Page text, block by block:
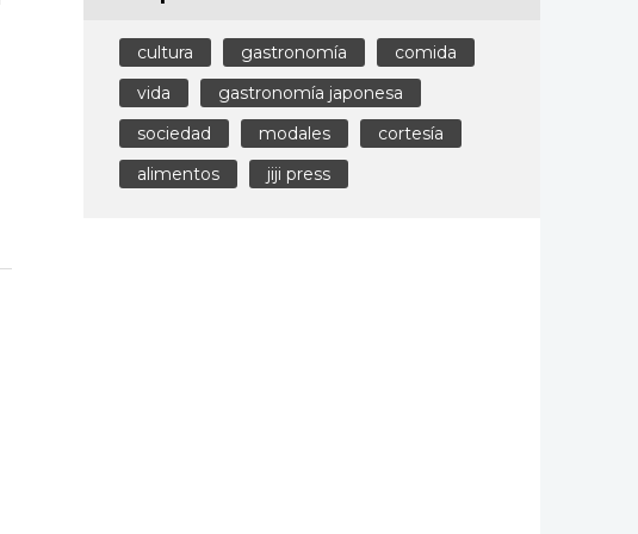
cultura gastronomía
comida
vida
gastronomía japonesa
sociedad
modales
cortesía
alimentos
jiji press